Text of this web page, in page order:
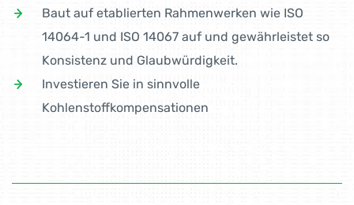
Baut auf etablierten Rahmenwerken wie ISO
14064-1 und ISO 14067 auf und gewährleistet so
Konsistenz und Glaubwürdigkeit.
Investieren Sie in sinnvolle
Kohlenstoffkompensationen